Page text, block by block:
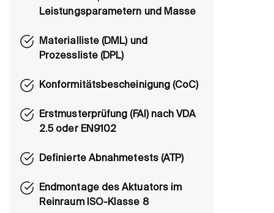
Leistungsparametern und Masse
Materialliste (DML) und
Prozessliste (DPL)
Konformitätsbescheinigung (CoC)
Erstmusterprüfung (FAI) nach VDA
2.5 oder EN9102
Definierte Abnahmetests (ATP)
Endmontage des Aktuators im
Reinraum ISO-Klasse 8